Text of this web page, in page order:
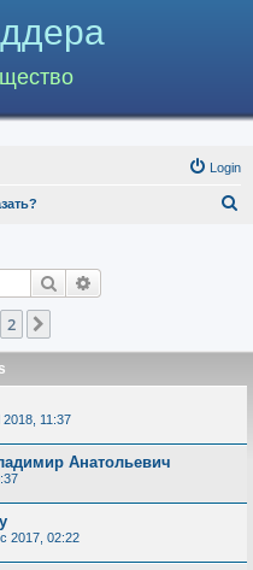
Login
Search
2
2018, 11:37
Анатольевич
2017, 02:22